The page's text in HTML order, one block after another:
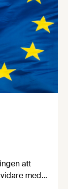
att
med